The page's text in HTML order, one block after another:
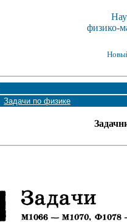
физико-
Задачи по физике